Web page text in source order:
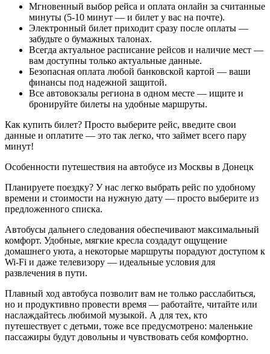
Мгновенный выбор рейса и оплата онлайн за считанные
минуты (5-10 минут — и билет у вас на почте).
Электронный билет приходит сразу после оплаты —
забудьте о бумажных талонах.
Всегда актуальное расписание рейсов и наличие мест —
вам доступны только актуальные данные.
Безопасная оплата любой банковской картой — ваши
финансы под надежной защитой.
Все автовокзалы региона в одном месте — ищите и
бронируйте билеты на удобные маршруты.
Как купить билет? Просто выберите рейс, введите свои
данные и оплатите — это так легко, что займет всего пару
минут!
Особенности путешествия на автобусе из Москвы в Донецк
Планируете поездку? У нас легко выбрать рейс по удобному
времени и стоимости на нужную дату — просто выберите из
предложенного списка.
Автобусы дальнего следования обеспечивают максимальный
комфорт. Удобные, мягкие кресла создадут ощущение
домашнего уюта, а некоторые маршруты порадуют доступом к
Wi-Fi и даже телевизору — идеальные условия для
развлечения в пути.
Плавный ход автобуса позволит вам не только расслабиться,
но и продуктивно провести время — работайте, читайте или
наслаждайтесь любимой музыкой. А для тех, кто
путешествует с детьми, тоже все предусмотрено: маленькие
пассажиры будут довольны и чувствовать себя комфортно.